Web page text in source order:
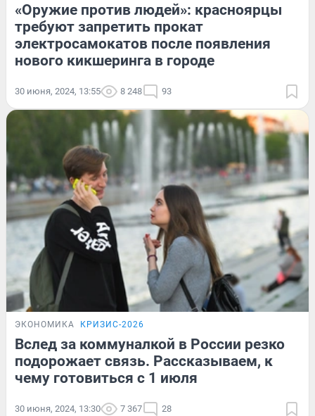
«Оружие против людей»: красноярцы
требуют запретить прокат
электросамокатов после появления
нового кикшеринга в городе
30 июня, 2024, 13:55 8 248 93
ЭКОНОМИКА КРИЗИС-2026
Вслед за коммуналкой в России резко
подорожает связь. Рассказываем, к
чему готовиться с 1 июля
30 июня, 2024, 13:30 7 367 28